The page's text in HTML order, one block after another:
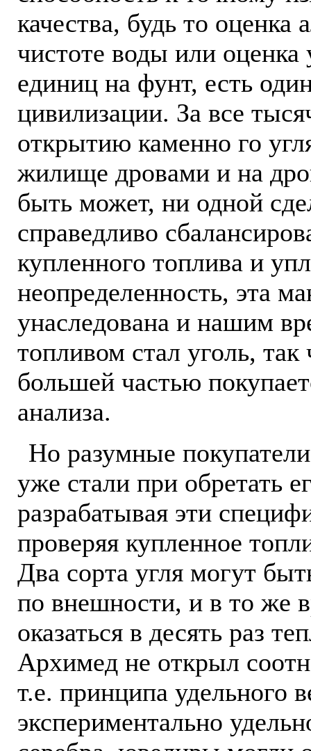
качества, будь то оценка
чистоте воды или оценка
единиц на фунт, есть
цивилизации. За все
открытию каменно го
жилище дровами и на
быть может, ни одной
справедливо
купленного топлива и
неопределенность, эта
унаследована и нашим
топливом стал уголь, так
большей частью
анализа.
Но разумные
уже стали при обретать
разрабатывая эти
проверяя купленное
Два сорта угля могут
по внешности, и в то же
оказаться в десять раз
Архимед не открыл
т.е. принципа удельного
экспериментально